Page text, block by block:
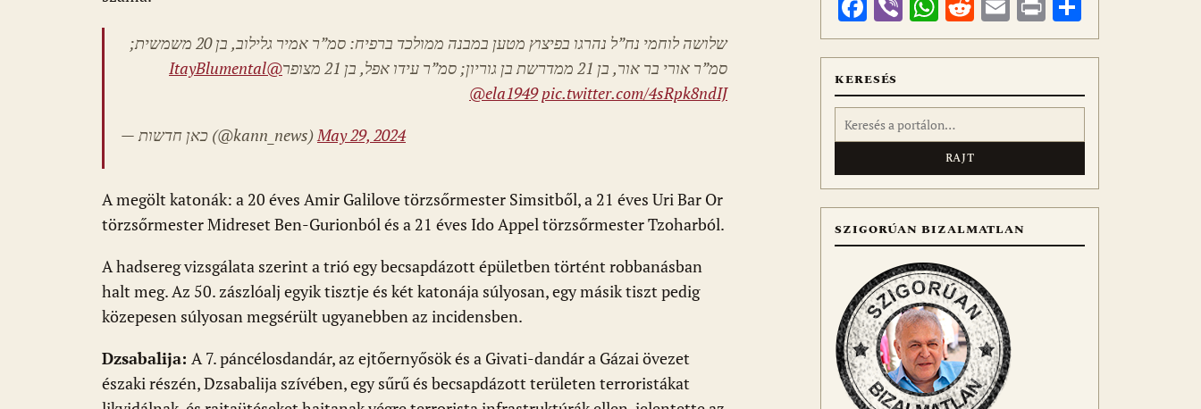
שלושה לוחמי נח”ל נהרגו בפיצוץ מטען במבנה ממולכד ברפיח: סמ”ר אמיר גלילוב, בן 20 משמשית;
סמ”ר אורי בר אור, בן 21 ממדרשת בן גוריון; סמ”ר עידו אפל, בן 21 מצופר
@ItayBlumental
@ela1949 pic.twitter.com/4sRpk8ndIJ
— כאן חדשות (@kann_news)May 29, 2024
A megölt katonák: a 20 éves Amir Galilove törzsőrmester Simsitből, a 21 éves Uri Bar Or
törzsőrmester Midreset Ben-Gurionból és a 21 éves Ido Appel törzsőrmester Tzoharból.
A hadsereg vizsgálata szerint a trió egy becsapdázott épületben történt robbanásban
halt meg. Az 50. zászlóalj egyik tisztje és két katonája súlyosan, egy másik tiszt pedig
közepesen súlyosan megsérült ugyanebben az incidensben.
Dzsabalija: A 7. páncélosdandár, az ejtőernyősök és a Givati-dandár a Gázai övezet
északi részén, Dzsabalija szívében, egy sűrű és becsapdázott területen terroristákat
meg
KERESÉS
Keresés:
SZIGORÚAN BIZALMATLAN